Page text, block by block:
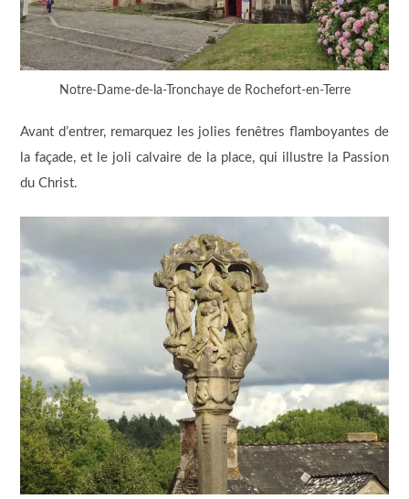
Notre-Dame-de-la-Tronchaye de Rochefort-en-Terre
Avant d’entrer, remarquez les jolies fenêtres flamboyantes de
la façade, et le joli calvaire de la place, qui illustre la Passion
du Christ.